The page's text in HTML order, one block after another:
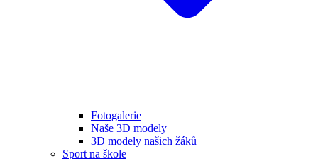
Fotogalerie
Naše 3D modely
3D modely našich žáků
Sport na škole